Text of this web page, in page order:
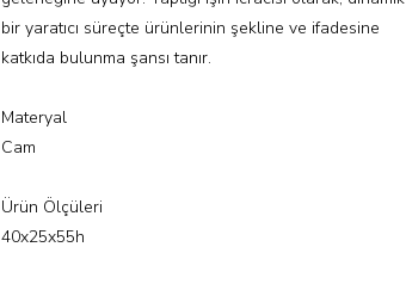
bir yaratıcı süreçte ürünlerinin şekline ve ifadesine
katkıda bulunma şansı tanır.
Materyal
Cam
Ürün Ölçüleri
40x25x55h